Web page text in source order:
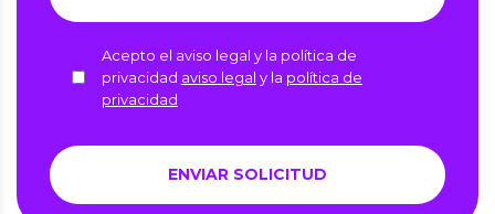
Acepto el aviso legal y la política de
privacidad aviso legal y la política de
privacidad